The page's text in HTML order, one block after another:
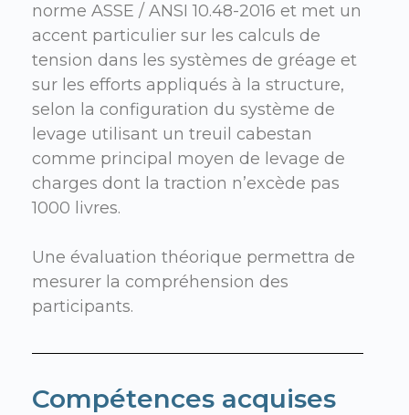
norme ASSE / ANSI 10.48-2016 et met un
accent particulier sur les calculs de
tension dans les systèmes de gréage et
sur les efforts appliqués à la structure,
selon la configuration du système de
levage utilisant un treuil cabestan
comme principal moyen de levage de
charges dont la traction n’excède pas
1000 livres.
Une évaluation théorique permettra de
mesurer la compréhension des
participants.
Compétences acquises